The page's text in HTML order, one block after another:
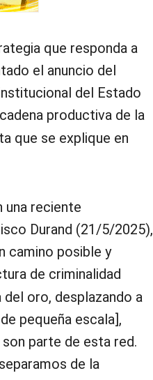
que responda a
el anuncio del
del Estado
productiva de la
que se explique en
reciente
Durand (21/5/2025),
camino posible y
de criminalidad
oro, desplazando a
pequeña escala],
parte de esta red.
de la